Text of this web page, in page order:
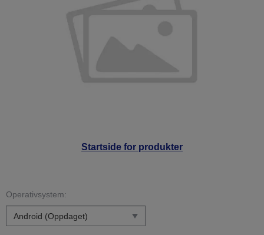
Startside for produkter
Operativsystem: